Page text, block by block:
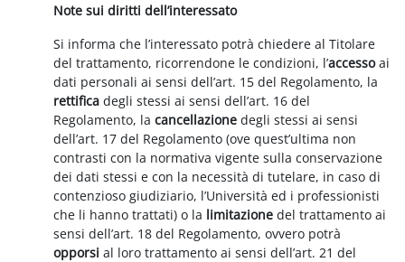
Note sui diritti dell’interessato
Si informa che l’interessato potrà chiedere al Titolare
del trattamento, ricorrendone le condizioni, l’accessoai
dati personali ai sensi dell’art. 15 del Regolamento, la
rettificadegli stessi ai sensi dell’art. 16 del
Regolamento, lacancellazione degli stessi ai sensi
dell’art. 17 del Regolamento (ove quest’ultima non
contrasti con la normativa vigente sulla conservazione
dei dati stessi e con la necessità di tutelare, in caso di
contenzioso giudiziario, l’Università ed i professionisti
che li hanno trattati) o la limitazione del trattamento ai
sensi dell’art. 18 del Regolamento, ovvero potrà
opporsi al loro trattamento ai sensi dell’art. 21 del